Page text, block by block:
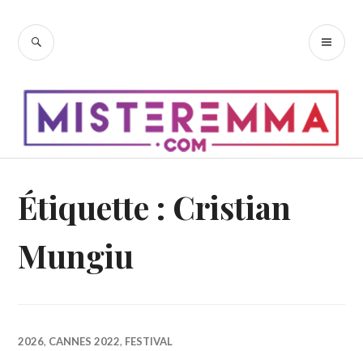
contenu
RECHERCHE
Étiquette : Cristian
Mungiu
2026, CANNES 2022, FESTIVAL